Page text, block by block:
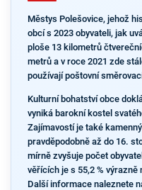
Městys Polešovice, jehož
obcí s 2023 obyvateli, jak
ploše 13 kilometrů
metrů a v roce 2021 zde
používají poštovní
Kulturní bohatství obce
vyniká barokní kostel
Zajímavostí je také
pravděpodobně až do 16.
mírně zvyšuje počet
věřících je s 55,2 %
Další informace naleznete